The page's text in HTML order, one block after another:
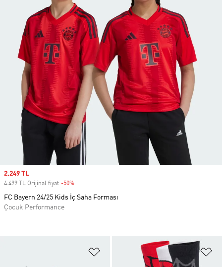
Favori Listesine Ekle
Sale price
2.249 TL
4.499 TL Orijinal fiyat -50%
FC Bayern 24/25 Kids İç Saha Forması
Çocuk Performance